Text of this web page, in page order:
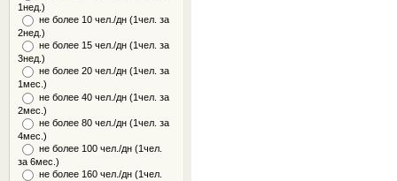
1нед.)
не более 10 чел./дн (1чел. за
2нед.)
не более 15 чел./дн (1чел. за
3нед.)
не более 20 чел./дн (1чел. за
1мес.)
не более 40 чел./дн (1чел. за
2мес.)
не более 80 чел./дн (1чел. за
4мес.)
не более 100 чел./дн (1чел.
за 6мес.)
не более 160 чел./дн (1чел.